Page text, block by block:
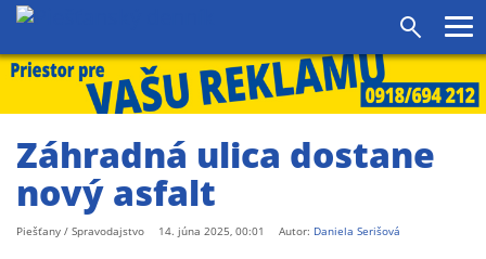
Záhradná ulica dostane
nový asfalt
Piešťany / Spravodajstvo 14. júna 2025, 00:01 Autor: Daniela Serišová